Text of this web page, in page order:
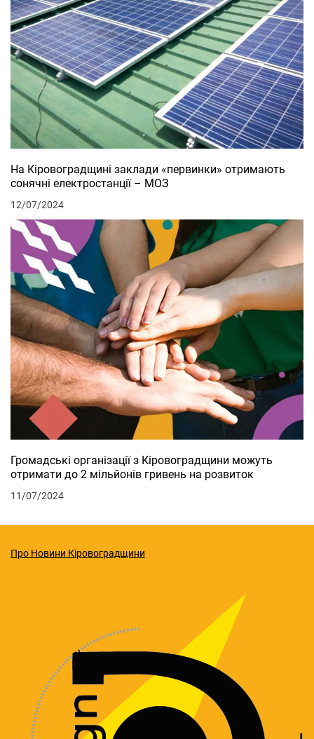
На Кіровоградщині заклади «первинки» отримають
сонячні електростанції – МОЗ
12/07/2024
Громадські організації з Кіровоградщини можуть
отримати до 2 мільйонів гривень на розвиток
11/07/2024
Про Новини Кіровоградщини